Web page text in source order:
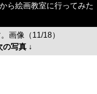
ら絵画教室に行ってみた
画像（11/18）
の写真 ↓